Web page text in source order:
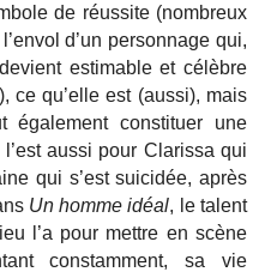
de réussite (nombreux
d’un personnage qui,
estimable et célèbre
ce qu’elle est (aussi), mais
constituer une
aussi pour Clarissa qui
qui s’est suicidée, après
Un homme idéal, le talent
l’a pour mettre en scène
constamment, sa vie